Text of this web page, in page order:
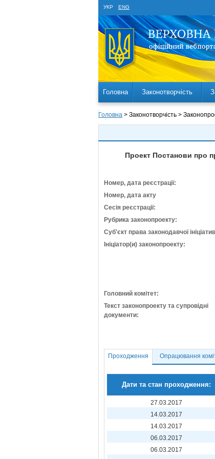
УКР ENG
Головна Законотворчість
Головна > Законотворчість >
Проект Постанови про
Номер, дата реєстрації:
Номер, дата акту
Сесія реєстрації:
Рубрика законопроекту:
Суб'єкт права законодавчої
Ініціатор(и) законопроекту:
Головний комітет:
Текст законопроекту та супровідні
документи:
Проходження Опрацювання
Дати та стан проходження:
27.03.2017
14.03.2017
14.03.2017
06.03.2017
06.03.2017